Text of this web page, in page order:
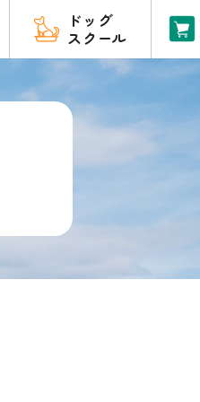
ドッグ
スクール